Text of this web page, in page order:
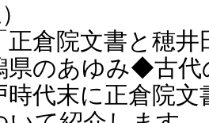
正倉院文書と穂
県のあゆみ◆古代
時代末に正倉院